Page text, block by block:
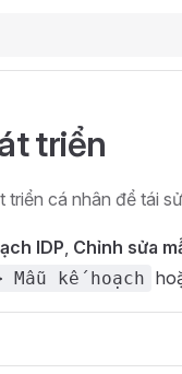
triển
cá nhân để tái
IDP, Chỉnh sửa
Mẫu kế hoạch